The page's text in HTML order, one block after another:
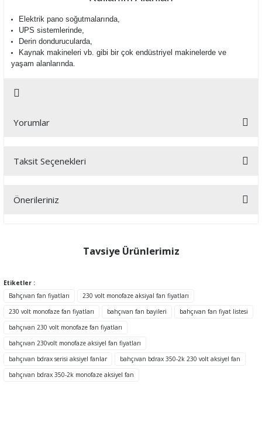
Elektrik pano soğutmalarında,
UPS sistemlerinde,
Derin dondurucularda,
Kaynak makineleri vb. gibi bir çok endüstriyel makinelerde ve
yaşam alanlarında.
Yorumlar
Bu ürüne ilk yorumu siz yapın!
Taksit Seçenekleri
Önerileriniz
tarafımıza iletebilirsiniz.
Görüş ve önerileriniz için teşekkür ederiz.
Ürün fiyatı diğer sitelerden daha pahalı.
Bu ürüne benzer farklı alternatifler olmalı.
Tavsiye Ürünlerimiz
TÜKENDİ
Etiketler :
Bahçıvan fan fiyatları
230 volt monofaze aksiyal fan fiyatları
230 volt monofaze fan fiyatları
bahçıvan fan bayileri
bahçıvan fan fiyat listesi
bahçıvan 230 volt monofaze fan fiyatları
bahçıvan 230volt monofaze aksiyel fan fiyatları
bahçıvan bdrax serisi aksiyel fanlar
bahçıvan bdrax 350-2k 230 volt aksiyel fan
bahçıvan bdrax 350-2k monofaze aksiyel fan